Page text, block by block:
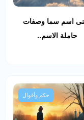
اسم سما وصفات
حاملة الاسم..
حكم وأقوال